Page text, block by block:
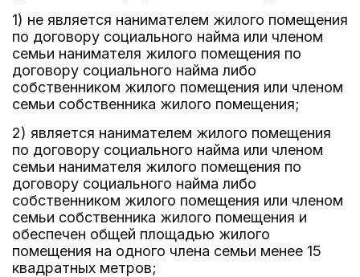
1) не является нанимателем жилого помещения
по договору социального найма или членом
семьи нанимателя жилого помещения по
договору социального найма либо
собственником жилого помещения или членом
семьи собственника жилого помещения;
2) является нанимателем жилого помещения
по договору социального найма или членом
семьи нанимателя жилого помещения по
договору социального найма либо
собственником жилого помещения или членом
семьи собственника жилого помещения и
обеспечен общей площадью жилого
помещения на одного члена семьи менее 15
квадратных метров;